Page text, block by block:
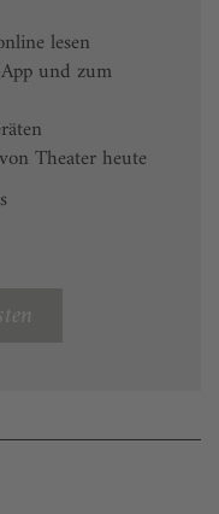
lesen
und zum
Theater heute